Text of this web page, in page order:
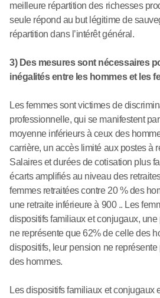
meilleure répartition des richesses
seule répond au but légitime de
répartition dans l’intérêt général.
3) Des mesures sont nécessaires
inégalités entre les hommes et les
Les femmes sont victimes de
professionnelle, qui se manifestent
moyenne inférieurs à ceux des
carrière, un accès limité aux postes à
Salaires et durées de cotisation plus
écarts amplifiés au niveau des
femmes retraitées contre 20 % des
une retraite inférieure à 900 .. Les
dispositifs familiaux et conjugaux,
ne représente que 62% de celle des
dispositifs, leur pension ne
des hommes.
Les dispositifs familiaux et conjugaux